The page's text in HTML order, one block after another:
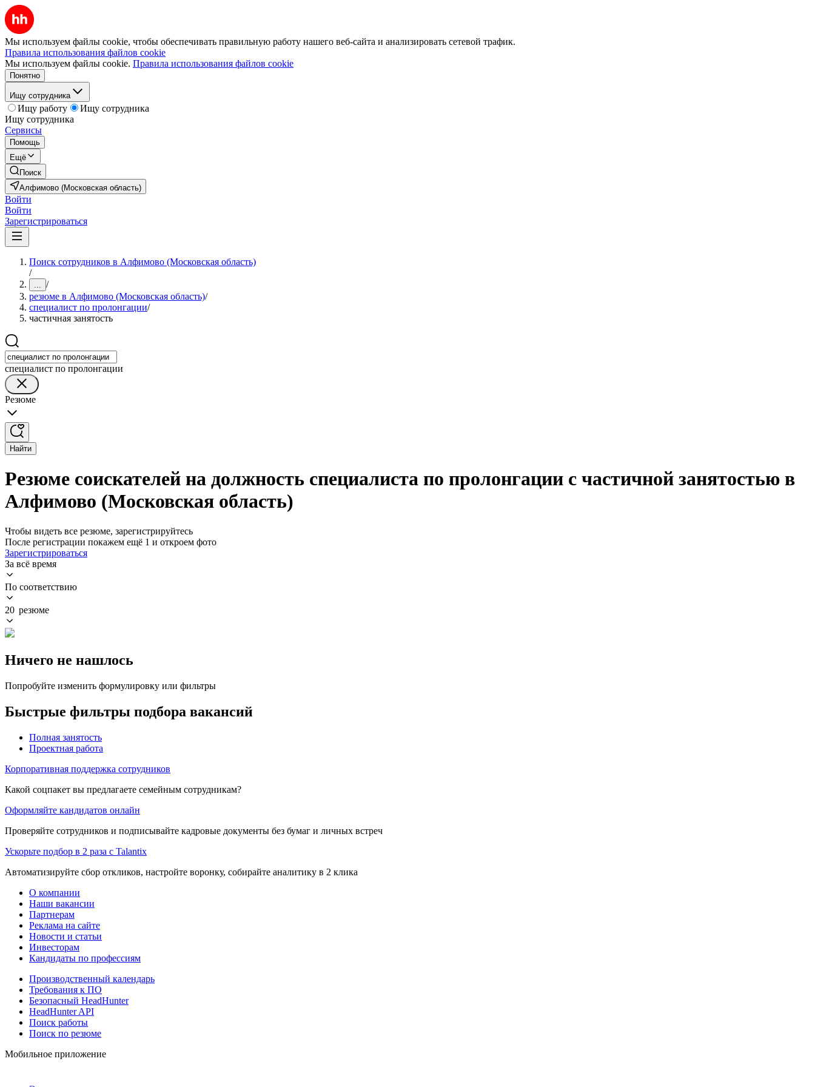
Мы используем файлы cookie, чтобы обеспечивать правильную работу нашего веб-сайта и анализировать сетевой трафик.
Правила использования файлов cookie
Мы используем файлы cookie. Правила использования файлов cookie
Понятно
Ищу сотрудника
Ищу работу
Ищу сотрудника
Ищу сотрудника
Сервисы
Помощь
Ещё
Поиск
Алфимово (Московская область)
Войти
Войти
Зарегистрироваться
Поиск сотрудников в Алфимово (Московская область)
/
... /
резюме в Алфимово (Московская область)/
специалист по пролонгации/
частичная занятость
специалист по пролонгации
Резюме
Найти
Резюме соискателей на должность специалиста по пролонгации с частичной занятостью в
Алфимово (Московская область)
Чтобы видеть все резюме, зарегистрируйтесь
После регистрации покажем ещё 1 и откроем фото
Зарегистрироваться
За всё время
По соответствию
20 резюме
Ничего не нашлось
Попробуйте изменить формулировку или фильтры
Быстрые фильтры подбора вакансий
Полная занятость
Проектная работа
Корпоративная поддержка сотрудников
Какой соцпакет вы предлагаете семейным сотрудникам?
Оформляйте кандидатов онлайн
Проверяйте сотрудников и подписывайте кадровые документы без бумаг и личных встреч
Ускорьте подбор в 2 раза с Talantix
Автоматизируйте сбор откликов, настройте воронку, собирайте аналитику в 2 клика
О компании
Наши вакансии
Партнерам
Реклама на сайте
Новости и статьи
Инвесторам
Кандидаты по профессиям
Производственный календарь
Требования к ПО
Безопасный HeadHunter
HeadHunter API
Поиск работы
Поиск по резюме
Мобильное приложение